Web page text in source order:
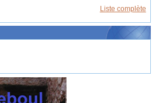
Liste complète